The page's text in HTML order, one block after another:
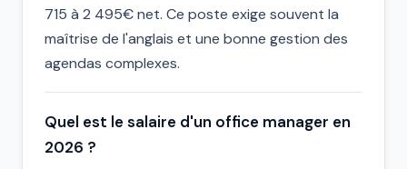
715 à 2 495€ net. Ce poste exige souvent la
maîtrise de l'anglais et une bonne gestion des
agendas complexes.
Quel est le salaire d'un office manager en
2026 ?